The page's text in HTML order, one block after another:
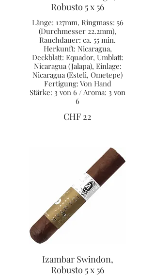
Robusto 5 x 56
Länge: 127mm, Ringmass: 56
(Durchmesser 22.2mm),
Rauchdauer: ca. 55 min.
Herkunft: Nicaragua,
Deckblatt: Equador, Umblatt:
Nicaragua (Jalapa), Einlage:
Nicaragua (Esteli, Ometepe)
Fertigung: Von Hand
Stärke: 3 von 6 / Aroma: 3 von
6
CHF 22
Izambar Swindon,
Robusto 5 x 56